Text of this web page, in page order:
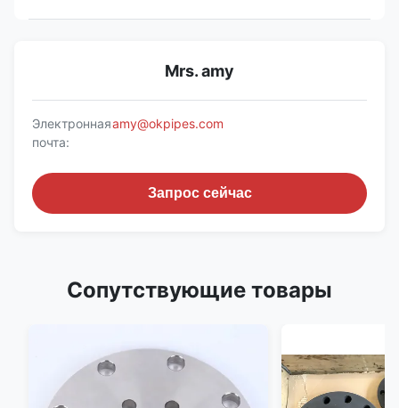
Mrs. amy
Электронная
почта:
amy@okpipes.com
Запрос сейчас
Сопутствующие товары